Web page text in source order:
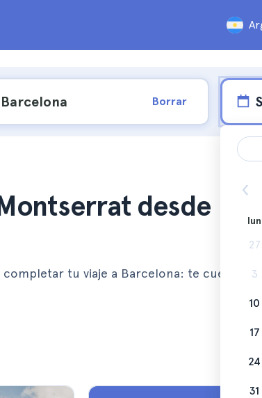
Borrar
desde
tu viaje a Barcelona: te cuento
lun
27
3
10
17
24
31